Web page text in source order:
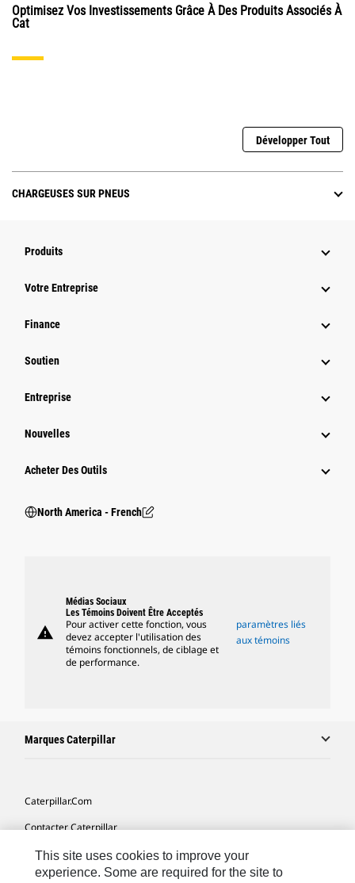
Optimisez Vos Investissements Grâce À Des Produits Associés À
Cat
Développer Tout
CHARGEUSES SUR PNEUS
Produits
Votre Entreprise
Finance
Soutien
Entreprise
Nouvelles
Acheter Des Outils
North America - French
warning
Médias Sociaux
Les Témoins Doivent Être Acceptés
Pour activer cette fonction, vous
devez accepter l'utilisation des
témoins fonctionnels, de ciblage et
de performance.
paramètres liés
aux témoins
Marques Caterpillar
Caterpillar.com
Contacter Caterpillar
Mes Préférences Marketing
Plan Du Site
This site uses cookies to improve your
experience. Some are required for the site to